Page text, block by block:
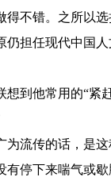
得不错。之所以
仍担任现代中国
想到他常用的“紧
为流传的话，是这
有停下来喘气或